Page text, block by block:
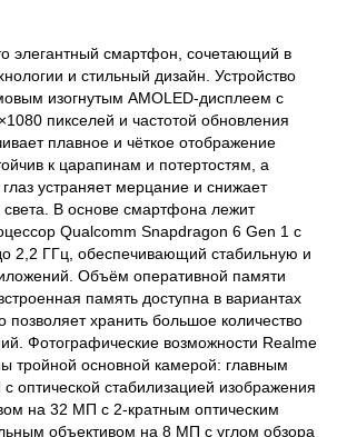
элегантный смартфон, сочетающий в
и стильный дизайн. Устройство
изогнутым AMOLED-дисплеем с
пикселей и частотой обновления
плавное и чёткое отображение
к царапинам и потертостям, а
устраняет мерцание и снижает
света. ​В основе смартфона лежит
Qualcomm Snapdragon 6 Gen 1 с
2,2 ГГц, обеспечивающий стабильную и
Объём оперативной памяти
память доступна в вариантах
позволяет хранить большое количество
​Фотографические возможности Realme
тройной основной камерой: главным
оптической стабилизацией изображения
на 32 МП с 2-кратным оптическим
объективом на 8 МП с углом обзора